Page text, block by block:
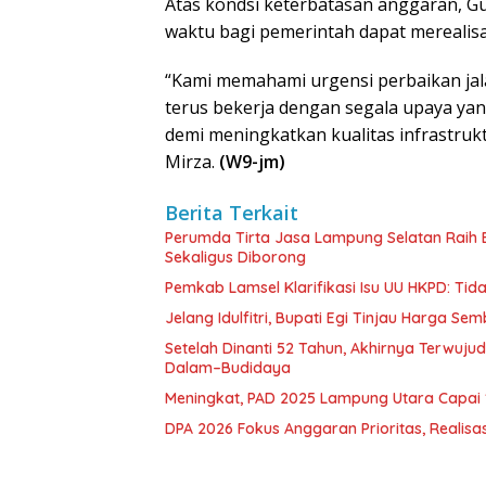
waktu bagi pemerintah dapat
“Kami memahami urgensi perbaikan
terus bekerja dengan segala upaya
demi meningkatkan kualitas
Mirza. (W9-jm)
Berita Terkait
Perumda Tirta Jasa Lampung Selatan Raih
Sekaligus Diborong
Pemkab Lamsel Klarifikasi Isu UU HKPD:
Jelang Idulfitri, Bupati Egi Tinjau Harga
Setelah Dinanti 52 Tahun, Akhirnya
Dalam–Budidaya
Meningkat, PAD 2025 Lampung Utara Capai
DPA 2026 Fokus Anggaran Prioritas,